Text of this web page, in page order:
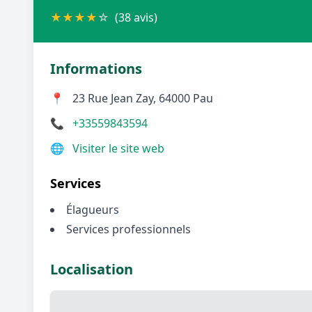
★★★★☆ (38 avis)
Informations
📍
23 Rue Jean Zay, 64000 Pau
📞 +33559843594
🌐 Visiter le site web
Services
Élagueurs
Services professionnels
Localisation